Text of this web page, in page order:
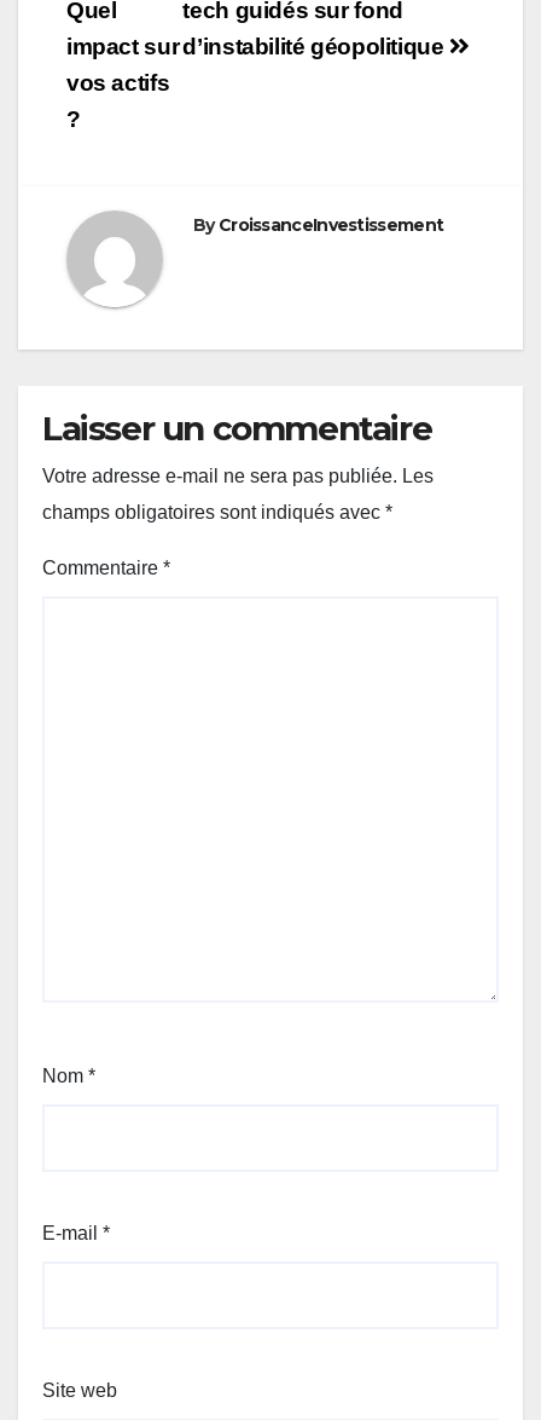
tech guidés sur fond
d’instabilité géopolitique
Quel
impact sur
vos actifs
?
ByCroissanceInvestissement
Laisser un commentaire
Votre adresse e-mail ne sera pas publiée. Les
champs obligatoires sont indiqués avec *
Commentaire *
Nom *
E-mail *
Site web